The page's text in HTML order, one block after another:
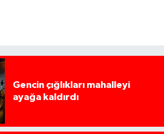
Gencin çığlıkları mahalleyi
ayağa kaldırdı